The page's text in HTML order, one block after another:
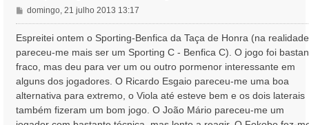
M
e
s
a
g
e
m
domingo, 21 julho 2013 13:17
Espreitei ontem o Sporting-Benfica da Taça de Honra (na
pareceu-me mais ser um Sporting C - Benfica C). O jogo foi
fraco, mas deu para ver um ou outro pormenor interessante em
alguns dos jogadores. O Ricardo Esgaio pareceu-me uma boa
alternativa para extremo, o Viola até esteve bem e os dois laterais
também fizeram um bom jogo. O João Mário pareceu-me um